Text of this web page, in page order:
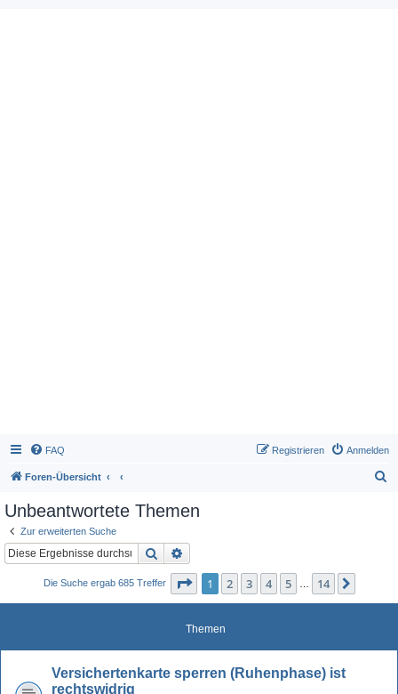
FAQ Anmelden
Registrieren
Foren-Übersicht
Unbeantwortete Themen
Zur erweiterten Suche
Suche
Die Suche ergab 685 Treffer Seite 1von 14
1 2 3 4 5 14
Themen
Versichertenkarte sperren (Ruhenphase) ist
rechtswidrig